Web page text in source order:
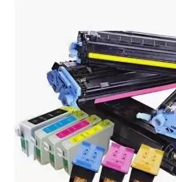
Рекламации и замена на производ
Сите производи
Услови за користење